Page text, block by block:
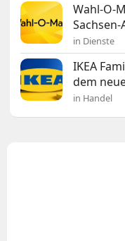
Wahl-O-
in Dienste
IKEA
dem
in Handel